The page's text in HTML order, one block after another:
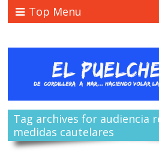
Top Menu
Tag archives for audiencia
medidas cautelares